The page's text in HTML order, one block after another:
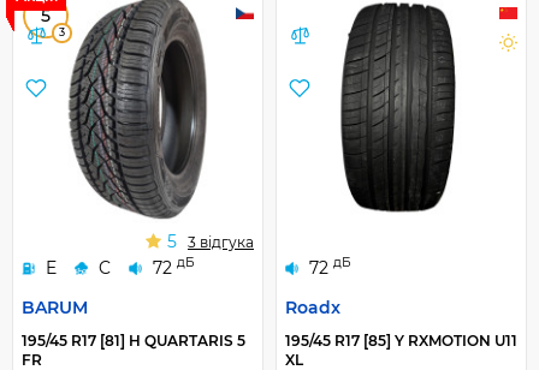
5
3
E C 72 дБ
BARUM
5 3 відгука
195/45 R17 [81] H QUARTARIS 5
FR
72 дБ
Roadx
195/45 R17 [85] Y RXMOTION U11
XL